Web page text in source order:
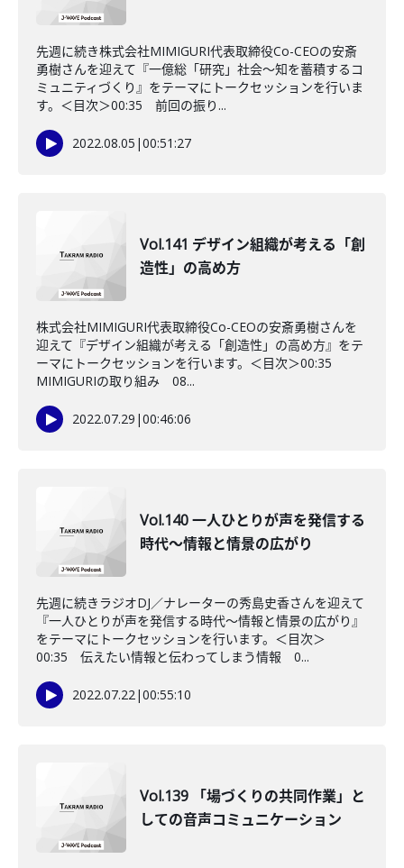
先週に続き株式会社MIMIGURI代表取締役Co-CEOの安斎
勇樹さんを迎えて『一億総「研究」社会～知を蓄積するコ
ミュニティづくり』をテーマにトークセッションを行いま
す。＜目次＞00:35 前回の振り...
2022.08.05 |00:51:27
Vol.141 デザイン組織が考える「創
造性」の高め方
株式会社MIMIGURI代表取締役Co-CEOの安斎勇樹さんを
迎えて『デザイン組織が考える「創造性」の高め方』をテ
ーマにトークセッションを行います。＜目次＞00:35
MIMIGURIの取り組み 08...
2022.07.29 |00:46:06
Vol.140 一人ひとりが声を発信する
時代～情報と情景の広がり
先週に続きラジオDJ／ナレーターの秀島史香さんを迎えて
『一人ひとりが声を発信する時代～情報と情景の広がり』
をテーマにトークセッションを行います。＜目次＞
00:35 伝えたい情報と伝わってしまう情報 0...
2022.07.22|00:55:10
Vol.139 「場づくりの共同作業」と
しての音声コミュニケーション